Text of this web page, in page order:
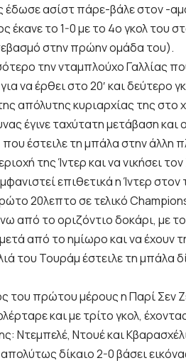
έδωσε ασίστ πάρε-βάλε στον -
έκανε το 1-0 με το 4ο γκολ του
στην πρώην ομάδα του).
την νταμπλούχο Γαλλίας
να έρθει στο 20′ και δεύτερο
απόλυτης κυριαρχίας της στο
έγινε ταχύτατη μετάβαση και
έστειλε τη μπάλα στην άλλη
της Ίντερ και να νικήσει
επιθετικά η Ίντερ στον
20λεπτο σε τελικό
από το οριζόντιο δοκάρι, με
από το ημίωρο και να έχουν
του Τουράμ έστειλε τη μπάλα
του πρώτου μέρους η Παρί Σεν
και με τρίτο γκολ,
Ντεμπελέ, Ντουέ και
δίκαιο 2-0 βάσει